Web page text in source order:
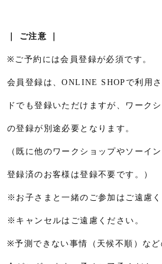
｜ ご注意 ｜
※ご予約には会員登録が必須です。
会員登録は、ONLINE SHOPで利用
ドでも登録いただけますが、ワーク
の登録が別途必要となります。
（既に他のワークショップやソーイ
登録済のお客様は登録不要です。）
※お子さまと一緒のご参加はご遠慮く
※キャンセルはご遠慮ください。
※予測できない事情（天候不順）な